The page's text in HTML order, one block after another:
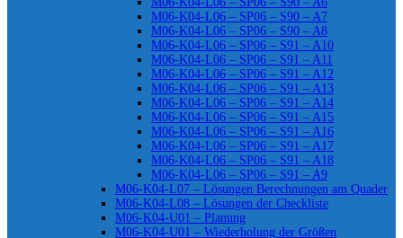
M06-K04-L06 – SP06 – S90 – A7
M06-K04-L06 – SP06 – S90 – A8
M06-K04-L06 – SP06 – S91 – A10
M06-K04-L06 – SP06 – S91 – A11
M06-K04-L06 – SP06 – S91 – A12
M06-K04-L06 – SP06 – S91 – A13
M06-K04-L06 – SP06 – S91 – A14
M06-K04-L06 – SP06 – S91 – A15
M06-K04-L06 – SP06 – S91 – A16
M06-K04-L06 – SP06 – S91 – A17
M06-K04-L06 – SP06 – S91 – A18
M06-K04-L06 – SP06 – S91 – A9
M06-K04-L07 – Lösungen Berechnungen am Quader
M06-K04-L08 – Lösungen der Checkliste
M06-K04-U01 – Planung
M06-K04-U01 – Wiederholung der Größen